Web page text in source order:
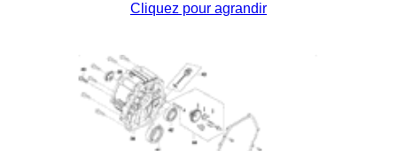
Cliquez pour agrandir